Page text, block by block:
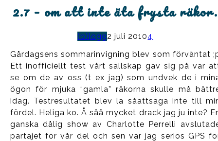
2.7 – om att inte äta frysta räkor.
(b)logg2 juli 20104
Gårdagsens sommarinvigning blev som förväntat
Ett inofficiellt test vårt sällskap gav sig på var
se om de av oss (t ex jag) som undvek de i
ögon för mjuka “gamla” räkorna skulle må
idag. Testresultatet blev la såattsäga inte till
fördel. Heliga ko. Å såå mycket drack jag ju inte?
ganska dålig show av Charlotte Perrelli
partajet för vår del och sen var jag seriös GPS